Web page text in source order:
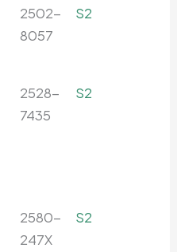
2502-
8057
S2
2528-
7435
S2
2580-
247X
S2